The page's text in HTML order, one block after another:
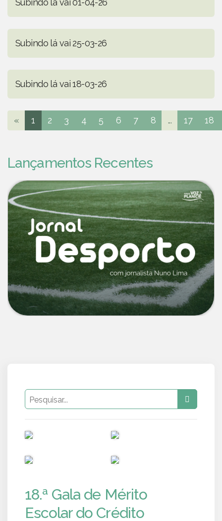
Subindo lá vai 01-04-26
Subindo lá vai 25-03-26
Subindo lá vai 18-03-26
« 1 2 3 4 5 6 7 8 ... 17 18
Lançamentos Recentes
18.ª Gala de Mérito
Escolar do Crédito